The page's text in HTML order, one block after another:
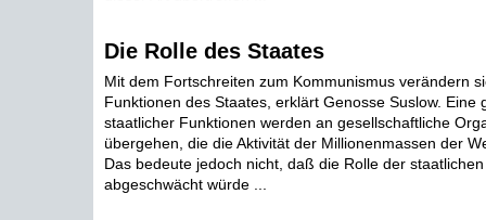
Die Rolle des Staates
Mit dem Fortschreiten zum Kommunismus verändern
Funktionen des Staates, erklärt Genosse Suslow. Eine
staatlicher Funktionen werden an gesellschaftliche
übergehen, die die Aktivität der Millionenmassen der
Das bedeute jedoch nicht, daß die Rolle der
abgeschwächt würde ...